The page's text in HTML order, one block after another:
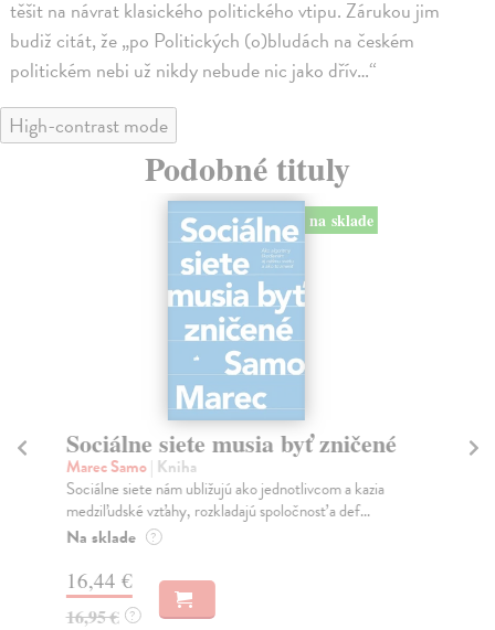
těšit na návrat klasického politického vtipu. Zárukou jim
budiž citát, že „po Politických (o)bludách na českém
politickém nebi už nikdy nebude nic jako dřív…“
High-contrast mode
Podobné tituly
na sklade
Sociálne siete musia byť zničené
Marec Samo| Kniha
Sociálne siete nám ubližujú ako jednotlivcom a kazia
medziľudské vzťahy, rozkladajú spoločnosť a def...
Na sklade ?
16,44 €
16,95 € ?